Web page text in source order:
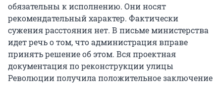
обязательны к исполнению. Они носят
рекомендательный характер. Фактически
сужения расстояния нет. В письме министерства
идет речь о том, что администрация вправе
принять решение об этом. Вся проектная
документация по реконструкции улицы
Революции получила положительное заключение